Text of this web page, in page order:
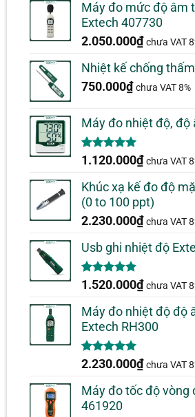
Máy đo mức độ âm
Extech 407730
2.050.000₫ chưa VAT
Nhiệt kế chống
750.000₫ chưa VAT 8%
Máy đo nhiệt độ, độ
5.00trên 5
1
đánh giá
1.120.000₫ chưa VAT
Khúc xạ kế đo độ
(0 to 100 ppt)
2.230.000₫ chưa VAT
Usb ghi nhiệt độ
5.00trên 5
1
đánh giá
1.520.000₫ chưa VAT
Máy đo nhiệt độ độ
Extech RH300
5.00trên 5
1
đánh giá
2.230.000₫ chưa VAT
Máy đo tốc độ vòng
461920